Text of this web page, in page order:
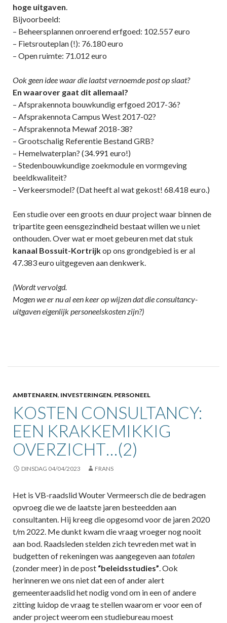
hoge uitgaven.
Bijvoorbeeld:
– Beheersplannen onroerend erfgoed: 102.557 euro
– Fietsrouteplan (!): 76.180 euro
– Open ruimte: 71.012 euro
Ook geen idee waar die laatst vernoemde post op slaat?
En waarover gaat dit allemaal?
– Afsprakennota bouwkundig erfgoed 2017-36?
– Afsprakennota Campus West 2017-02?
– Afsprakennota Mewaf 2018-38?
– Grootschalig Referentie Bestand GRB?
– Hemelwaterplan? (34.991 euro!)
– Stedenbouwkundige zoekmodule en vormgeving
beeldkwaliteit?
– Verkeersmodel? (Dat heeft al wat gekost! 68.418 euro.)
Een studie over een groots en duur project waar binnen de
tripartite geen eensgezindheid bestaat willen we u niet
onthouden. Over wat er moet gebeuren met dat stuk
kanaal Bossuit-Kortrijkop ons grondgebied is er al
47.383 euro uitgegeven aan denkwerk.
(Wordt vervolgd.
Mogen we er nu al een keer op wijzen dat die consultancy-
uitgaven eigenlijk personeelskosten zijn?)
AMBTENAREN, INVESTERINGEN, PERSONEEL
KOSTEN CONSULTANCY:
EEN KRAKKEMIKKIG
OVERZICHT…(2)
DINSDAG 04/04/2023 FRANS
Het is VB-raadslid Wouter Vermeersch die de bedragen
opvroeg die we de laatste jaren besteedden aan
consultanten. Hij kreeg die opgesomd voor de jaren 2020
t/m 2022. Me dunkt kwam die vraag vroeger nog nooit
aan bod. Raadsleden stelden zich tevreden met wat in
budgetten of rekeningen was aangegeven aantotalen
(zonder meer) in de post “beleidsstudies”. Ook
herinneren we ons niet dat een of ander alert
gemeenteraadslid het nodig vond om in een of andere
zitting luidop de vraag te stellen waarom er voor een of
ander project weerom een studiebureau moest